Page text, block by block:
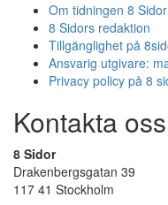
Om tidningen 8 Sidor
8 Sidors redaktion
Tillgänglighet på
Ansvarig utgivare:
Privacy policy på 8
Kontakta oss
8 Sidor
Drakenbergsgatan 39
117 41 Stockholm